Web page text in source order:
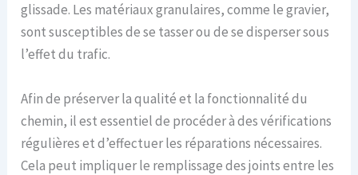
glissade. Les matériaux granulaires, comme le gravier,
sont susceptibles de se tasser ou de se disperser sous
l’effet du trafic.
Afin de préserver la qualité et la fonctionnalité du
chemin, il est essentiel de procéder à des vérifications
régulières et d’effectuer les réparations nécessaires.
Cela peut impliquer le remplissage des joints entre les